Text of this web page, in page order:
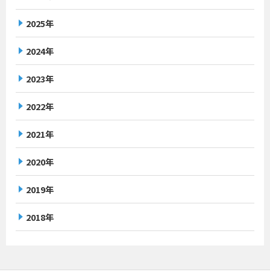
2025年
2024年
2023年
2022年
2021年
2020年
2019年
2018年